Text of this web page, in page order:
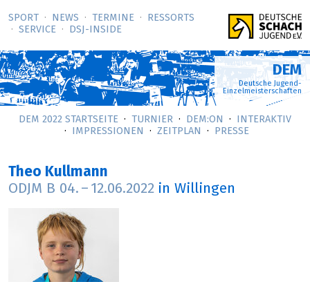
SPORT NEWS TERMINE
RESSORTS
SERVICE
DSJ-­INSIDE
DEM
Deutsche Jugend-
Einzelmeisterschaften
DEM 2022 STARTSEITE TURNIER DEM:ON
INTERAKTIV
IMPRESSIONEN
ZEITPLAN PRESSE
Theo Kullmann
ODJM B 04. – 12.06.2022 in Willingen